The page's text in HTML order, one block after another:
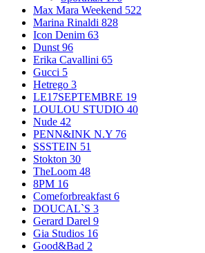
Max Mara Weekend 522
Marina Rinaldi 828
Icon Denim 63
Dunst 96
Erika Cavallini 65
Gucci 5
Hetrego 3
LE17SEPTEMBRE 19
LOULOU STUDIO 40
Nude 42
PENN&INK N.Y 76
SSSTEIN 51
Stokton 30
TheLoom 48
8PM 16
Comeforbreakfast 6
DOUCAL`S 3
Gerard Darel 9
Gia Studios 16
Good&Bad 2